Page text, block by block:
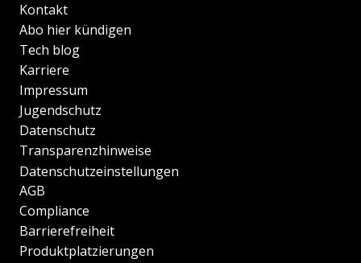
Kontakt
Abo hier kündigen
Tech blog
Karriere
Impressum
Jugendschutz
Datenschutz
Transparenzhinweise
Datenschutzeinstellungen
AGB
Compliance
Barrierefreiheit
Produktplatzierungen